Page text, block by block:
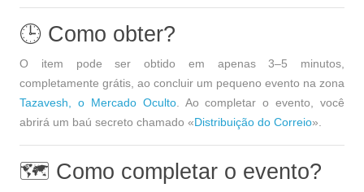
🕒 Como obter?
O item pode ser obtido em apenas 3–5 minutos
completamente grátis , ao concluir um pequeno evento na zona
Tazavesh, o Mercado Oculto. Ao completar o evento, você
abrirá um baú secreto chamado «Distribuição do Correio»
🗺 Como completar o evento?